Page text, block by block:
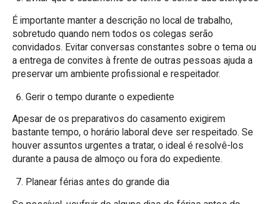
É importante manter a descrição no local de trabalho,
sobretudo quando nem todos os colegas serão
convidados. Evitar conversas constantes sobre o tema ou
a entrega de convites à frente de outras pessoas ajuda a
preservar um ambiente profissional e respeitador.
Gerir o tempo durante o expediente
Apesar de os preparativos do casamento exigirem
bastante tempo, o horário laboral deve ser respeitado. Se
houver assuntos urgentes a tratar, o ideal é resolvê-los
durante a pausa de almoço ou fora do expediente.
Planear férias antes do grande dia